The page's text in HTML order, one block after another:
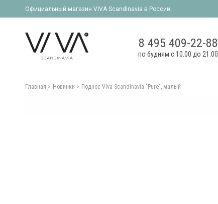
Официальный магазин VIVA Scandinavia в России
8 495 409-22-88
по будням с 10.00 до 21.00
Главная Новинки Поднос Viva Scandinavia "Pure", малый